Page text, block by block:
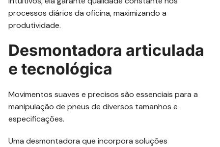
processos diários da oficina, maximizando a
produtividade.
Desmontadora articulada
e tecnológica
Movimentos suaves e precisos são essenciais para a
manipulação de pneus de diversos tamanhos e
especificações.
Uma desmontadora que incorpora soluções